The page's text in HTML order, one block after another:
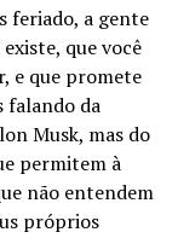
feriado, a gente
que você
e que promete
falando da
Musk, mas do
permitem à
não entendem
próprios